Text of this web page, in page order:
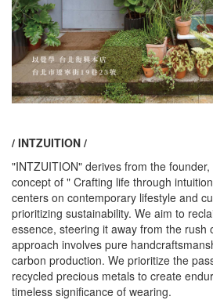
/ INTZUITION /
"INTZUITION" derives from the
concept of " Crafting life through
centers on contemporary lifestyle and
prioritizing sustainability. We aim to
essence, steering it away from the rush
approach involves pure
carbon production. We prioritize the
recycled precious metals to create
timeless significance of wearing.